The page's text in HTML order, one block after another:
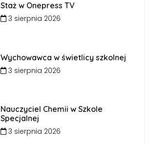
Staż w Onepress TV
3 sierpnia 2026
Wychowawca w świetlicy szkolnej
3 sierpnia 2026
Nauczyciel Chemii w Szkole
Specjalnej
3 sierpnia 2026